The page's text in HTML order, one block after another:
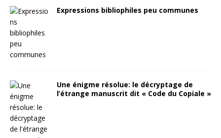
Expressions bibliophiles peu communes
Une énigme résolue: le décryptage de
l’étrange manuscrit dit « Code du Copiale »